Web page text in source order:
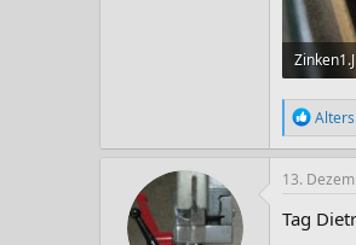
131,6
R
e
a
k
o
13.
Tag